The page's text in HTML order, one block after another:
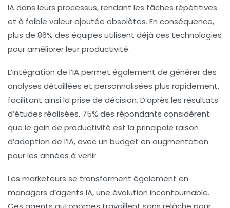
IA dans leurs processus, rendant les tâches répétitives
et à faible valeur ajoutée obsolètes. En conséquence,
plus de 86% des équipes utilisent déjà ces technologies
pour améliorer leurproductivité.
L’intégration de l’IApermet également de générer des
analyses détaillées et personnalisées plus rapidement,
facilitant ainsi la prise de décision. D’après les résultats
d’études réalisées, 75% des répondants considèrent
que le gain de productivité est la principale raison
d’adoption de l’IA, avec un budget en augmentation
pour les années à venir.
Les marketeurs se transforment également en
managers d’agents IA, une évolution incontournable.